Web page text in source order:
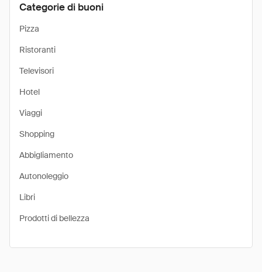
Categorie di buoni
Pizza
Ristoranti
Televisori
Hotel
Viaggi
Shopping
Abbigliamento
Autonoleggio
Libri
Prodotti di bellezza